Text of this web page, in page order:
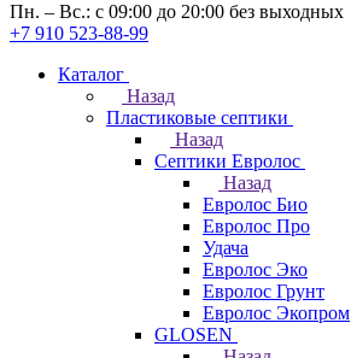
Пн. – Вс.: с 09:00 до 20:00 без выходных
+7 910 523-88-99
Каталог
Назад
Пластиковые септики
Назад
Септики Евролос
Назад
Евролос Био
Евролос Про
Удача
Евролос Эко
Евролос Грунт
Евролос Экопром
GLOSEN